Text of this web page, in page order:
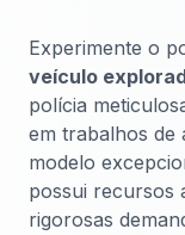
Experimente o
veículo
polícia
em trabalhos de
modelo
possui recursos
rigorosas